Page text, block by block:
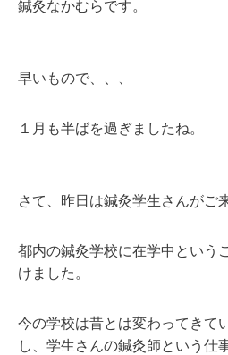
鍼灸なかむらです。
早いもので、、、
１月も半ばを過ぎましたね。
さて、昨日は鍼灸学生さんがご
都内の鍼灸学校に在学中という
けました。
今の学校は昔とは変わってきて
し、学生さんの鍼灸師という仕